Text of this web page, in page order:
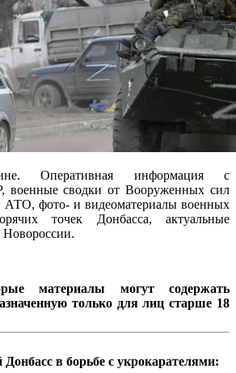
Оперативная информация с
сводки от Вооруженных сил
АТО, фото- и видеоматериалы военных
точек Донбасса, актуальные
материалы могут содержать
только для лиц старше 18
в борьбе с укрокарателями: